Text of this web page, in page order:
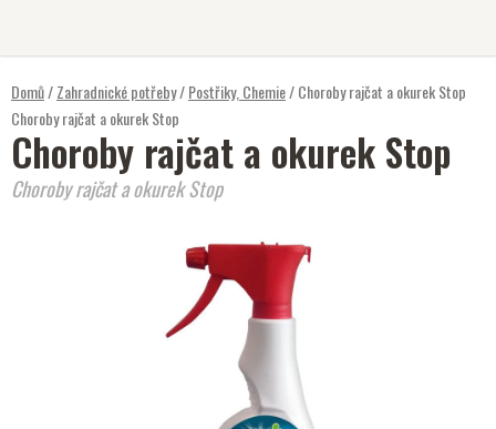
Domů/Zahradnické potřeby/Postřiky, Chemie/Choroby rajčat a okurek Stop
Choroby rajčat a okurek Stop
Choroby rajčat a okurek Stop
Choroby rajčat a okurek Stop